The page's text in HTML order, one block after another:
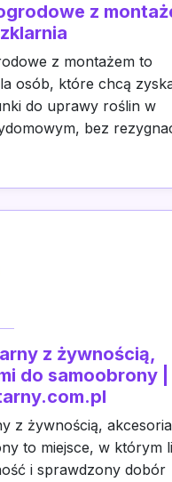
z
z montażem to
osób, które chcą
do uprawy roślin w
bez
z żywnością,
do samoobrony |
z żywnością,
to miejsce, w którym
i sprawdzony dobór